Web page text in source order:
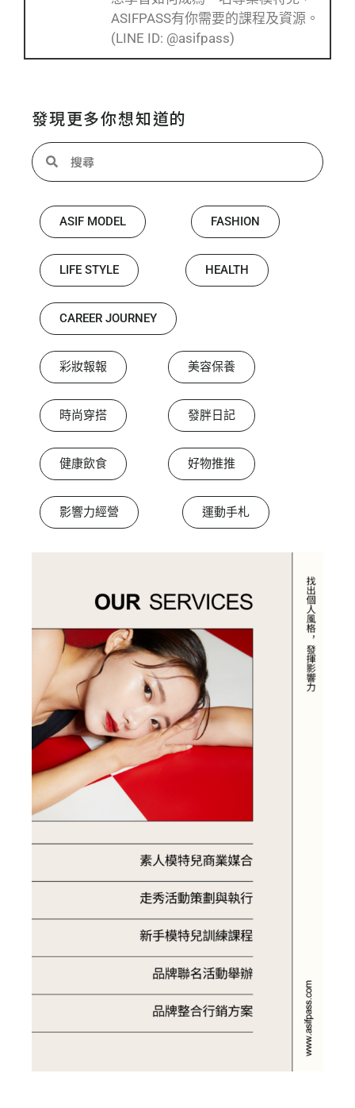
ASIFPASS有你需要的課程及資源。
(LINE ID: @asifpass)
發現更多你想知道的
ASIF MODEL FASHION
LIFE STYLE HEALTH
CAREER JOURNEY
彩妝報報 美容保養
時尚穿搭 發胖日記
健康飲食 好物推推
影響力經營 運動手札